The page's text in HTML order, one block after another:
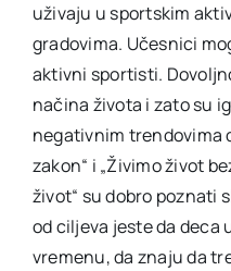
uživaju u sportskim
gradovima. Učesnici
aktivni sportisti.
načina života i zato su
negativnim trendovima
zakon“ i „Živimo život
život“ su dobro poznati
od ciljeva jeste da deca
vremenu, da znaju da